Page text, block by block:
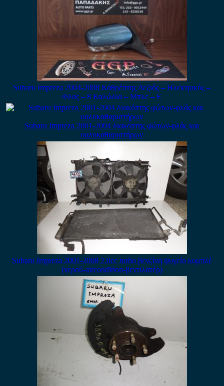
Subaru Impreza 2004-2008 Καθρέπτης Δεξιός – Ηλεκτρικός –
Φλας – 8 Καλώδια – Μπλε – Ε
Subaru Impreza 2001-2004 διακόπτης φώτων-φλάς και
υαλοκαθαριστήρων
Subaru Impreza 2001-2008 2.0cc turbo βενζίνη ψυγείο κομπλέ
(νερού-aircondition-βεντιλατέρ)